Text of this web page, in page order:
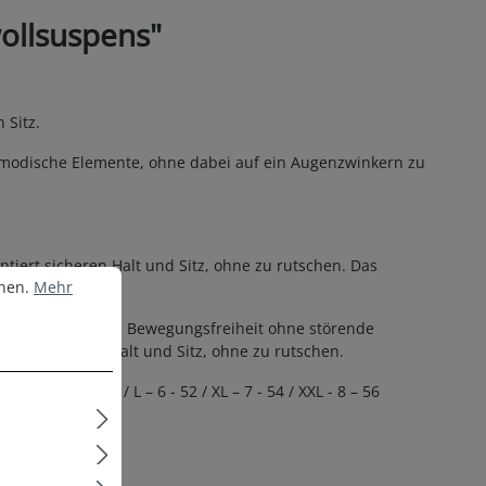
Sitz.
Elemente, ohne dabei auf ein Augenzwinkern zu
sicheren Halt und Sitz, ohne zu rutschen. Das
und Bewegungsfreiheit ohne störende
sicheren Halt und Sitz, ohne zu rutschen.
/ M – 5 - 50 / L – 6 - 52 / XL – 7 - 54 / XXL - 8 – 56
Mehr Informationen ...
Mehr